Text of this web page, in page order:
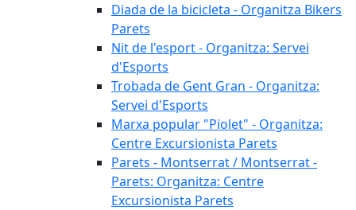
Diada de la bicicleta - Organitza Bikers
Parets
Nit de l'esport - Organitza: Servei
d'Esports
Trobada de Gent Gran - Organitza:
Servei d'Esports
Marxa popular "Piolet" - Organitza:
Centre Excursionista Parets
Parets - Montserrat / Montserrat -
Parets: Organitza: Centre
Excursionista Parets